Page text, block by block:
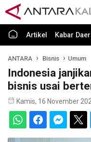
Artikel Kabar
ANTARA Bisnis Umum
Indonesia
bisnis usai
Kamis, 16 November